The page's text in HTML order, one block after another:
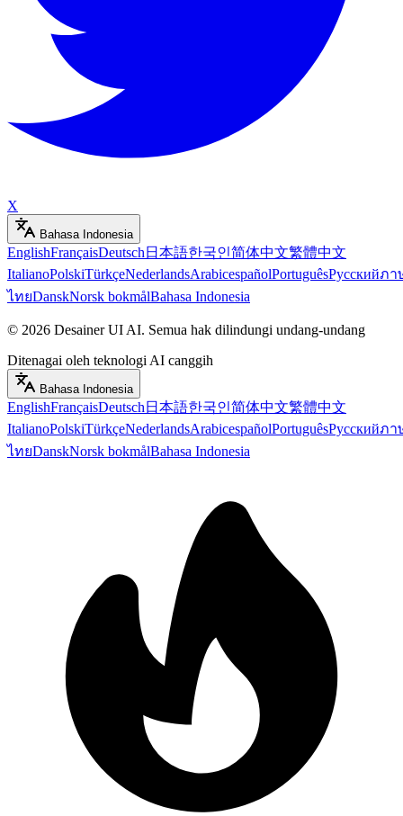
X
Bahasa Indonesia
EnglishFrançaisDeutsch 日本語한국인简体中文繁體中文
ItalianoPolskiTürkçeNederlandsArabicespañolPortuguêsРусскийภา
ไทยDanskNorsk bokmålBahasa Indonesia
© 2026 Desainer UI AI. Semua hak dilindungi undang-undang
Ditenagai oleh teknologi AI canggih
Bahasa Indonesia
EnglishFrançaisDeutsch 日本語한국인简体中文繁體中文
ItalianoPolskiTürkçeNederlandsArabicespañolPortuguêsРусскийภา
ไทยDanskNorsk bokmålBahasa Indonesia